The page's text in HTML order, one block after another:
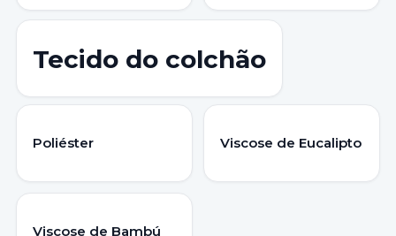
Tecido do colchão
Poliéster Viscose de Eucalipto
Viscose de Bambú